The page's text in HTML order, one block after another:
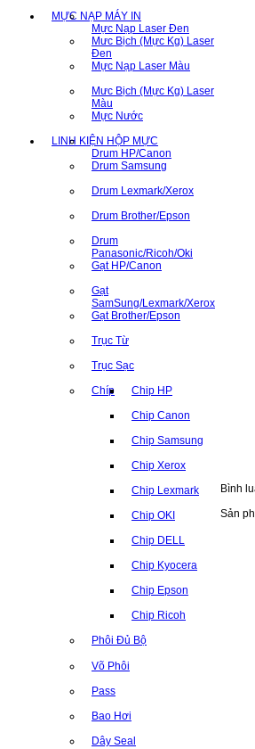
MỰC NẠP MÁY IN
Mực Nạp Laser Đen
Mưc Bịch (Mực Kg) Laser
Đen
Mực Nạp Laser Màu
Mưc Bịch (Mực Kg) Laser
Màu
Mực Nước
LINH KIỆN HỘP MỰC
Drum HP/Canon
Drum Samsung
Drum Lexmark/Xerox
Drum Brother/Epson
Drum
Panasonic/Ricoh/Oki
Gạt HP/Canon
Gạt
SamSung/Lexmark/Xerox
Gạt Brother/Epson
Trục Từ
Trục Sạc
Chíp Chip HP
Chip Canon
Chip Samsung
Chip Xerox
Chip Lexmark
Chip OKI
Chip DELL
Chip Kyocera
Chip Epson
Chip Ricoh
Phôi Đủ Bộ
Võ Phôi
Pass
Bao Hơi
Dây Seal
Bình
Sản